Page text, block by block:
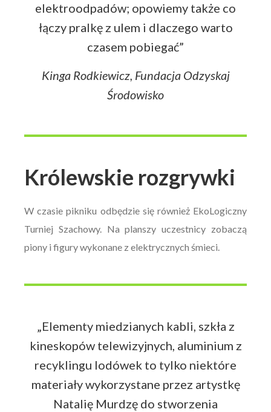
elektroodpadów; opowiemy także co
łączy pralkę z ulem i dlaczego warto
czasem pobiegać”
Kinga Rodkiewicz, Fundacja Odzyskaj
Środowisko
Królewskie rozgrywki
W czasie pikniku odbędzie się również EkoLogiczny
Turniej Szachowy. Na planszy uczestnicy zobaczą
piony i figury wykonane z elektrycznych śmieci.
„Elementy miedzianych kabli, szkła z
kineskopów telewizyjnych, aluminium z
recyklingu lodówek to tylko niektóre
materiały wykorzystane przez artystkę
Natalię Murdzę do stworzenia